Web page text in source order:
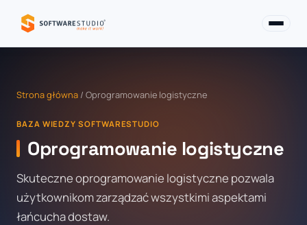
Strona główna / Oprogramowanie logistyczne
BAZA WIEDZY SOFTWARESTUDIO
Oprogramowanie logistyczne
Skuteczne oprogramowanie logistyczne pozwala
użytkownikom zarządzać wszystkimi aspektami
łańcucha dostaw.